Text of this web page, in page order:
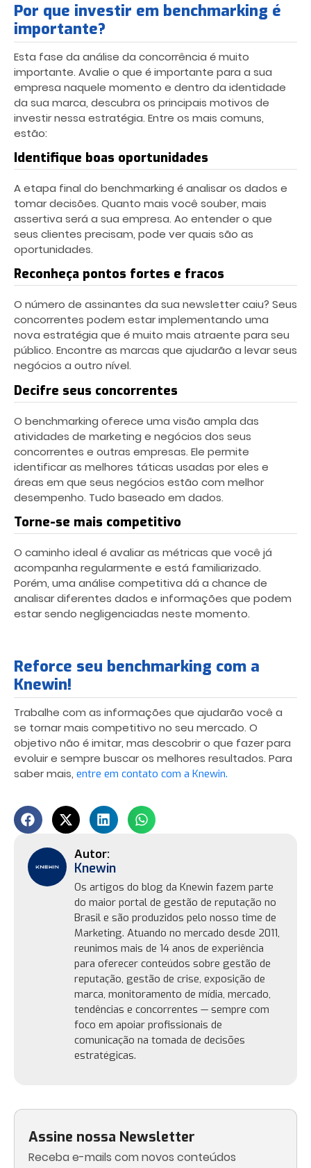
Assine nossa Newsletter
Receba e-mails com novos conteúdos
Por que investir em benchmarking é
importante?
Esta fase da análise da concorrência é muito
importante. Avalie o que é importante para a sua
empresa naquele momento e dentro da identidade
da sua marca, descubra os principais motivos de
investir nessa estratégia. Entre os mais comuns,
estão:
Identifique boas oportunidades
A etapa final do benchmarking é analisar os dados e
tomar decisões. Quanto mais você souber, mais
assertiva será a sua empresa. Ao entender o que
seus clientes precisam, pode ver quais são as
oportunidades.
Reconheça pontos fortes e fracos
O número de assinantes da sua newsletter caiu? Seus
concorrentes podem estar implementando uma
nova estratégia que é muito mais atraente para seu
público. Encontre as marcas que ajudarão a levar seus
negócios a outro nível.
Decifre seus concorrentes
O benchmarking oferece uma visão ampla das
atividades de marketing e negócios dos seus
concorrentes e outras empresas. Ele permite
identificar as melhores táticas usadas por eles e
áreas em que seus negócios estão com melhor
desempenho. Tudo baseado em dados.
Torne-se mais competitivo
O caminho ideal é avaliar as métricas que você já
acompanha regularmente e está familiarizado.
Porém, uma análise competitiva dá a chance de
analisar diferentes dados e informações que podem
estar sendo negligenciadas neste momento.
Reforce seu benchmarking com a
Knewin!
Trabalhe com as informações que ajudarão você a
se tornar mais competitivo no seu mercado. O
objetivo não é imitar, mas descobrir o que fazer para
evoluir e sempre buscar os melhores resultados. Para
saber mais, entre em contato com a Knewin.
Knewin
Os artigos do blog da Knewin fazem parte
do maior portal de gestão de reputação no
Brasil e são produzidos pelo nosso time de
Marketing. Atuando no mercado desde 2011,
reunimos mais de 14 anos de experiência
para oferecer conteúdos sobre gestão de
reputação, gestão de crise, exposição de
marca, monitoramento de mídia, mercado,
tendências e concorrentes — sempre com
foco em apoiar profissionais de
comunicação na tomada de decisões
estratégicas.